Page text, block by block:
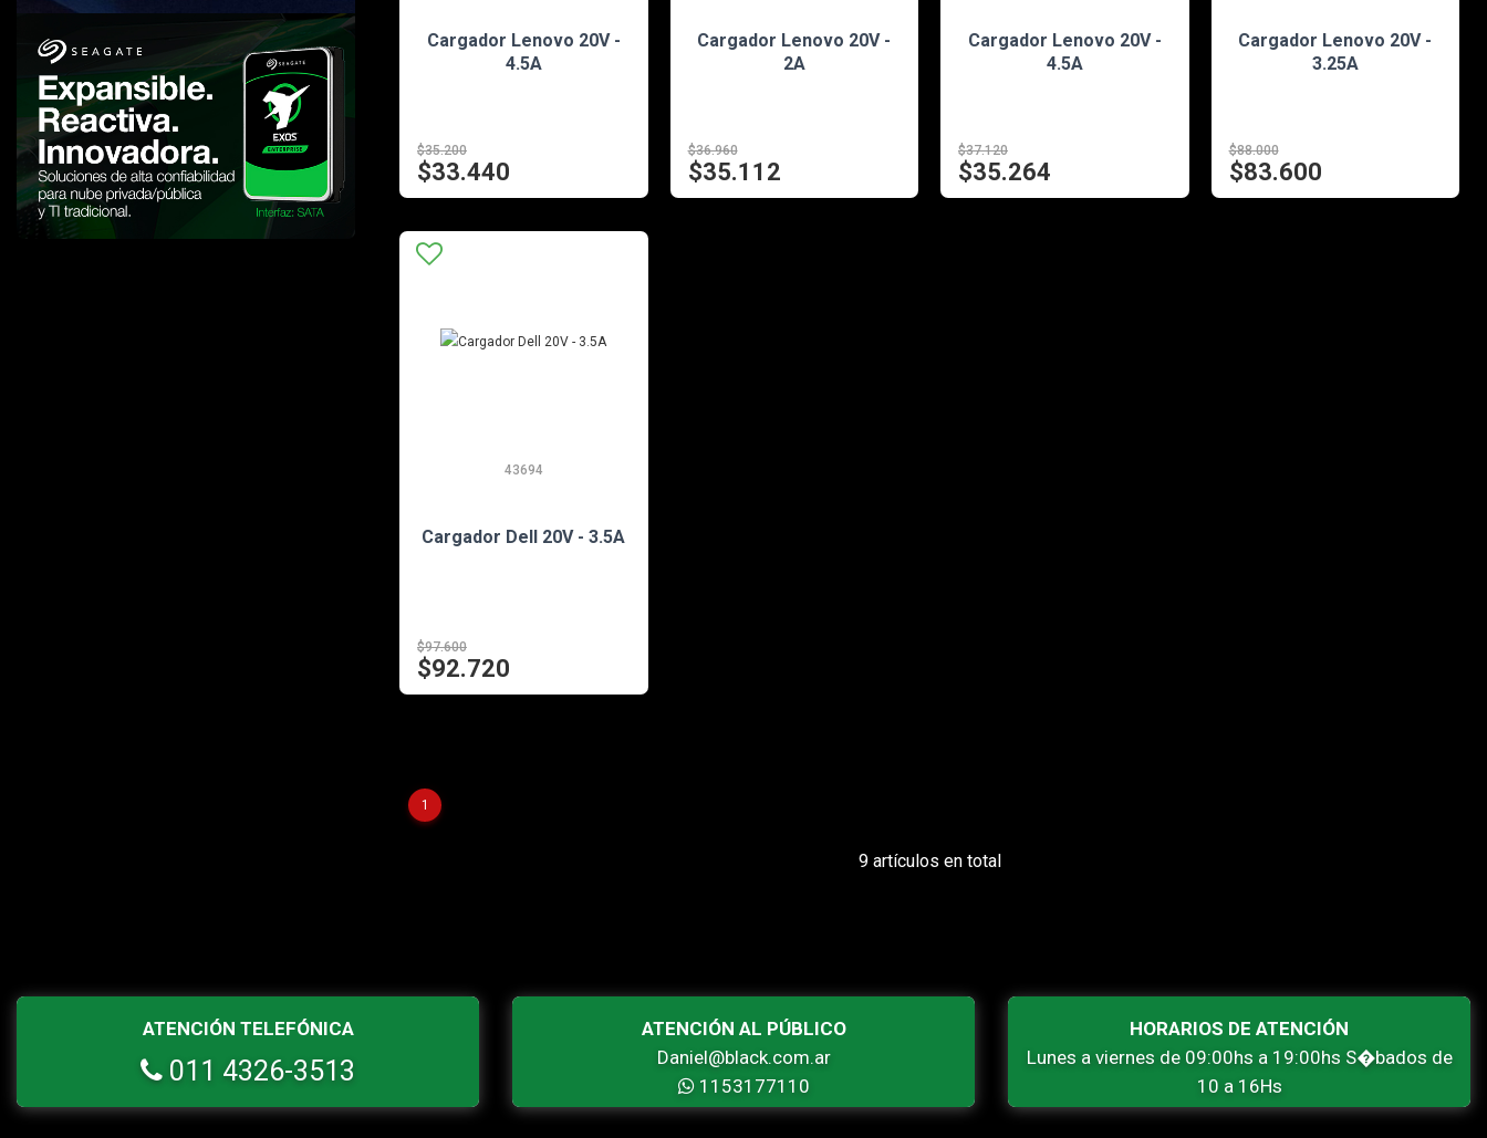
Cargador Lenovo 20V -
4.5A
$35.200
$33.440
Cargador Lenovo 20V -
2A
$36.960
$35.112
Cargador Lenovo 20V -
4.5A
$37.120
$35.264
Cargador Lenovo 20V -
3.25A
$88.000
$83.600
43694
Cargador Dell 20V - 3.5A
$97.600
$92.720
1
9 artículos en total
ATENCIÓN TELEFÓNICA
011 4326-3513
ATENCIÓN AL PÚBLICO
Daniel@black.com.ar
1153177110
HORARIOS DE ATENCIÓN
Lunes a viernes de 09:00hs a 19:00hs S�bados de
10 a 16Hs